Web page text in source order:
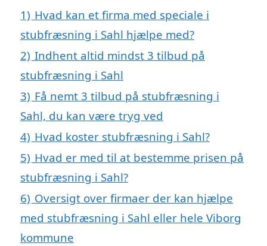
1) Hvad kan et firma med speciale i
stubfræsning i Sahl hjælpe med?
2) Indhent altid mindst 3 tilbud på
stubfræsning i Sahl
3) Få nemt 3 tilbud på stubfræsning i
Sahl, du kan være tryg ved
4) Hvad koster stubfræsning i Sahl?
5) Hvad er med til at bestemme prisen på
stubfræsning i Sahl?
6) Oversigt over firmaer der kan hjælpe
med stubfræsning i Sahl eller hele Viborg
kommune